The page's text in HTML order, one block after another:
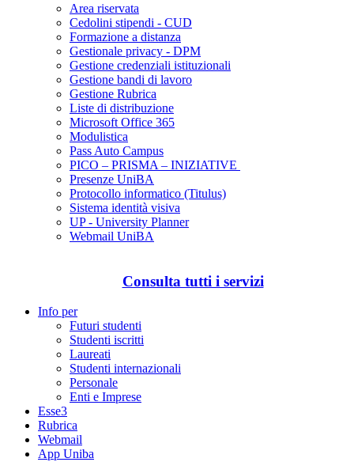
Area riservata
Cedolini stipendi - CUD
Formazione a distanza
Gestionale privacy - DPM
Gestione credenziali istituzionali
Gestione bandi di lavoro
Gestione Rubrica
Liste di distribuzione
Microsoft Office 365
Modulistica
Pass Auto Campus
PICO – PRISMA – INIZIATIVE
Presenze UniBA
Protocollo informatico (Titulus)
Sistema identità visiva
UP - University Planner
Webmail UniBA
Consulta tutti i servizi
Info per
Futuri studenti
Studenti iscritti
Laureati
Studenti internazionali
Personale
Enti e Imprese
Esse3
Rubrica
Webmail
App Uniba